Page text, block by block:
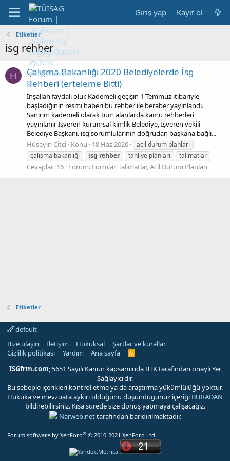
Giriş yap Kayıt ol
Etiketler
isg rehber
H
Çalışma Bakanlığı 2020 Belediyelerde İsg
Rehberi (erteleme Bitti)
İnşallah faydalı olur. Kademeli geçişin 1 Temmuz itibariyle
başladığının resmi haberi bu rehber ile beraber yayınlandı.
Sanırım kademeli olarak tüm alanlarda kamu rehberleri
yayınlanır İşveren kurumsal kimlik Belediye, İşveren vekili
Belediye Başkanı. isg sorumlularının doğrudan başkana bağlı...
Hüseyin Çitçi Konu 18 Haz 2020
acil durum planları
çalışma bakanlığı
isg rehber tahliye planları talimatlar
Cevaplar: 16 Forum: Formlar, Talimatlar, Acil Durum Planları
Etiketler
default
Bize ulaşın
İletişim Hukuksal
Şartlar ve kurallar
Gizlilik politikası
Yardım Ana sayfa
R
S
ISGfrm.com; 5651 Sayılı Kanun kapsamında BTK tarafından onaylı Yer
Sağlayıcı'dır.
Bu sebeple içerikleri kontrol etme ya da araştırma yükümlülüğü yoktur.
Hukuka ve mevzuata aykırı olduğunu düşündüğünüz içeriği BURADAN
bildirebilirsiniz. Kısa sürede size dönüş yapmaya çalışacağız.
Narweb.nettarafından barıdırılmaktadır.
Forum software by XenForo® © 2010-2021 XenForo Ltd.